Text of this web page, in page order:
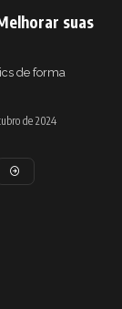
suas
de forma
de 2024